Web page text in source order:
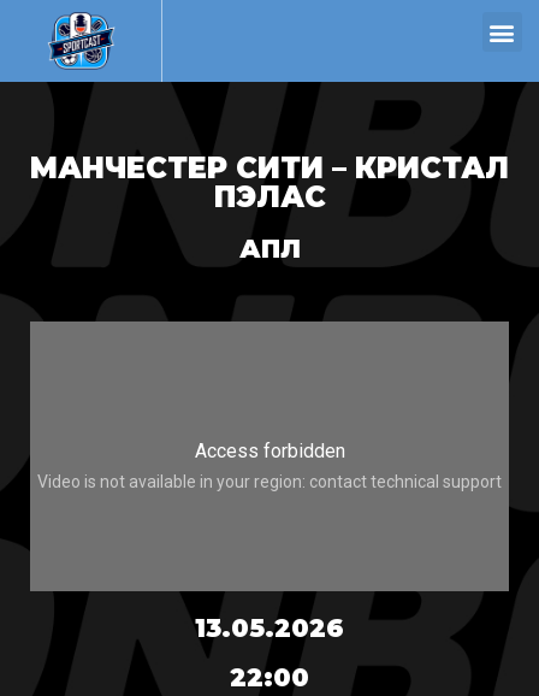
МАНЧЕСТЕР СИТИ – КРИСТАЛ
ПЭЛАС
АПЛ
13.05.2026
22:00